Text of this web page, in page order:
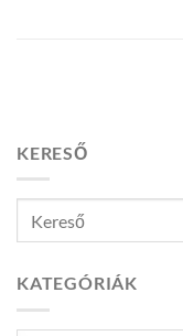
KERESŐ
KATEGÓRIÁK